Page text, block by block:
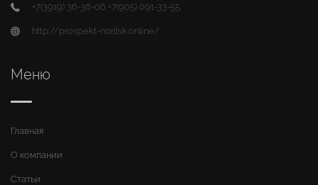
+7(3919) 36-36-06 +7(905) 091-33-55
http://prospekt-norilsk.online/
Меню
Главная
О компании
Статьи